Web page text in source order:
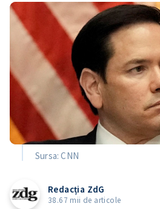
Sursa: CNN
Redacția ZdG
38.67 mii de articole